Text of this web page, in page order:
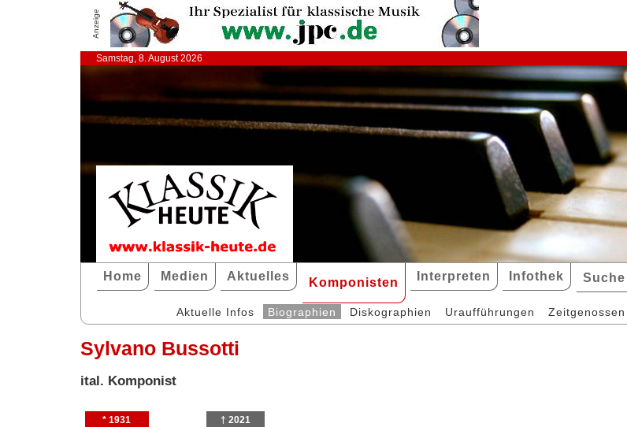
Anzeige
Samstag, 8. August 2026
Home Medien Aktuelles Komponisten Interpreten Infothek Suche
Aktuelle Infos Biographien Diskographien Uraufführungen Zeitgenossen
Sylvano Bussotti
ital. Komponist
* 1931 † 2021